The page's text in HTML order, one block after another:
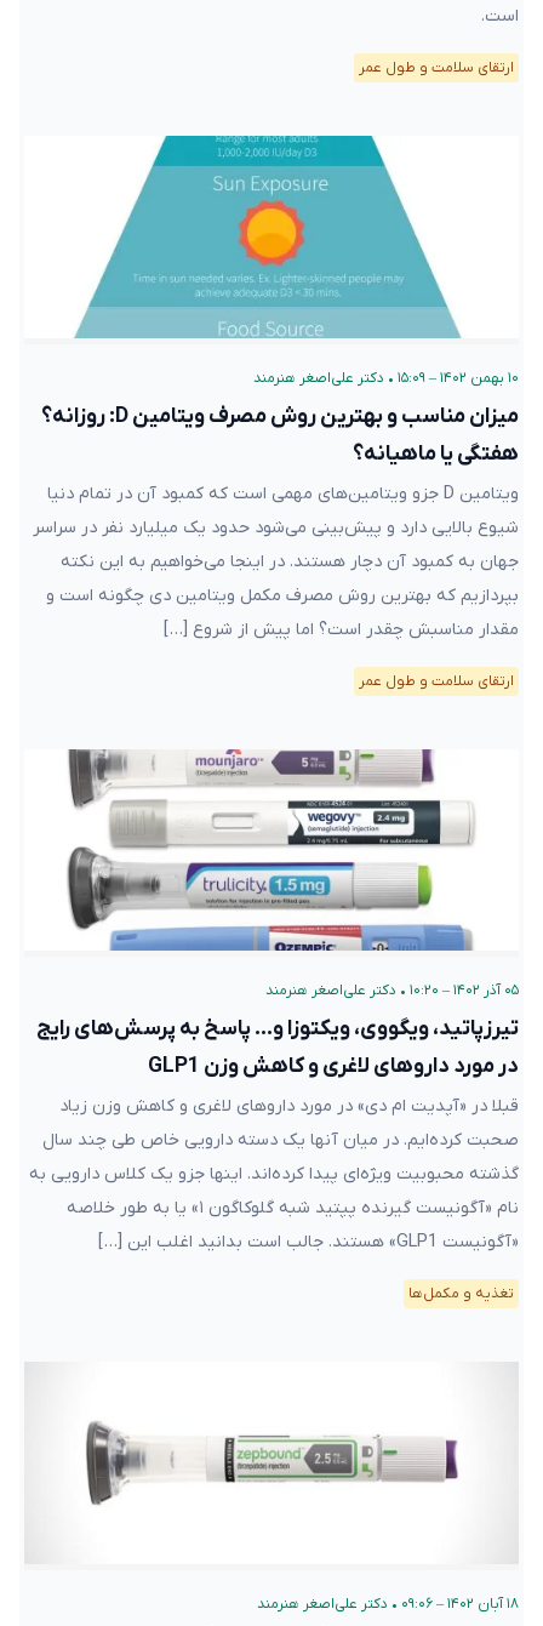
است.
ارتقای سلامت و طول عمر
۱۰ بهمن ۱۴۰۲ – ۱۵:۰۹ • دکتر علی‌اصغر هنرمند
میزان مناسب و بهترین روش مصرف ویتامین D: روزانه؟
هفتگی یا ماهیانه؟
ویتامین D جزو ویتامین‌های مهمی است که کمبود آن در تمام دنیا
شیوع بالایی دارد و پیش‌بینی می‌شود حدود یک میلیارد نفر در سراسر
جهان به کمبود آن دچار هستند. در اینجا می‌خواهیم به این نکته
بپردازیم که بهترین روش مصرف مکمل ویتامین دی چگونه است و
مقدار مناسبش چقدر است؟ اما پیش از شروع […]
ارتقای سلامت و طول عمر
۰۵ آذر ۱۴۰۲ – ۱۰:۲۰ • دکتر علی‌اصغر هنرمند
تیرزپاتید، ویگووی، ویکتوزا و… پاسخ به پرسش‌های رایج
در مورد داروهای لاغری و کاهش وزن GLP1
قبلا در «آپدیت ام دی» در مورد داروهای لاغری و کاهش وزن زیاد
صحبت کرده‌ایم. در میان آنها یک دسته دارویی خاص طی چند سال
گذشته محبوبیت ویژه‌ای پیدا کرده‌اند. اینها جزو یک کلاس دارویی به
نام «آگونیست گیرنده پپتید شبه گلوکاگون ۱» یا به طور خلاصه
«آگونیست GLP1» هستند. جالب است بدانید اغلب این […]
تغذیه و مکمل‌ها
۱۸ آبان ۱۴۰۲ – ۰۹:۰۶ • دکتر علی‌اصغر هنرمند